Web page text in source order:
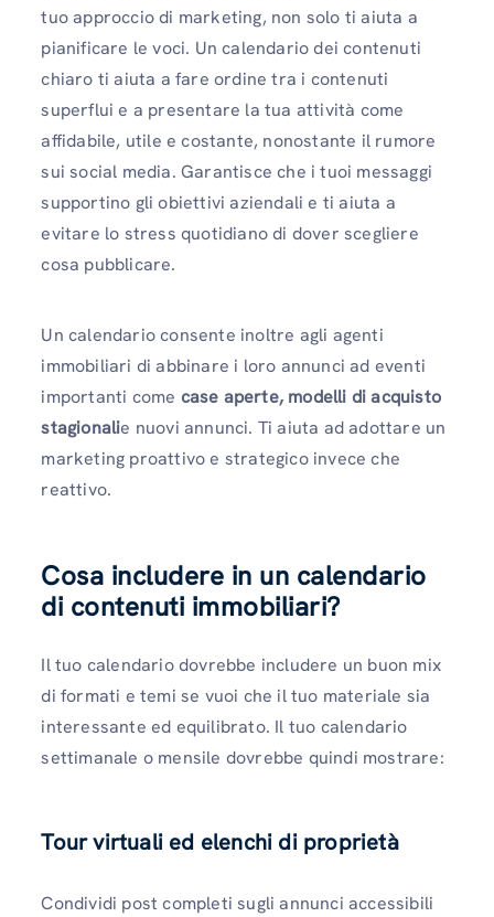
tuo approccio di marketing, non solo ti aiuta a
pianificare le voci. Un calendario dei contenuti
chiaro ti aiuta a fare ordine tra i contenuti
superflui e a presentare la tua attività come
affidabile, utile e costante, nonostante il rumore
sui social media. Garantisce che i tuoi messaggi
supportino gli obiettivi aziendali e ti aiuta a
evitare lo stress quotidiano di dover scegliere
cosa pubblicare.
Un calendario consente inoltre agli agenti
immobiliari di abbinare i loro annunci ad eventi
importanti come case aperte, modelli di acquisto
stagionalie nuovi annunci. Ti aiuta ad adottare un
marketing proattivo e strategico invece che
reattivo.
Cosa includere in un calendario
di contenuti immobiliari?
Il tuo calendario dovrebbe includere un buon mix
di formati e temi se vuoi che il tuo materiale sia
interessante ed equilibrato. Il tuo calendario
settimanale o mensile dovrebbe quindi mostrare:
Tour virtuali ed elenchi di proprietà
Condividi post completi sugli annunci accessibili